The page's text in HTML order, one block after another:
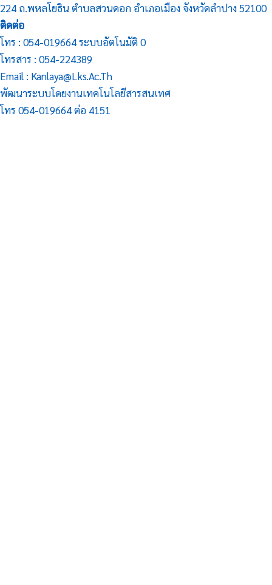
224 ถ.พหลโยธิน ตำบลสวนดอก อำเภอเมือง จังหวัดลำปาง 52100
ติดต่อ
โทร : 054-019664 ระบบอัตโนมัติ 0
โทรสาร : 054-224389
Email : Kanlaya@lks.ac.th
พัฒนาระบบโดยงานเทคโนโลยีสารสนเทศ
โทร 054-019664 ต่อ 4151